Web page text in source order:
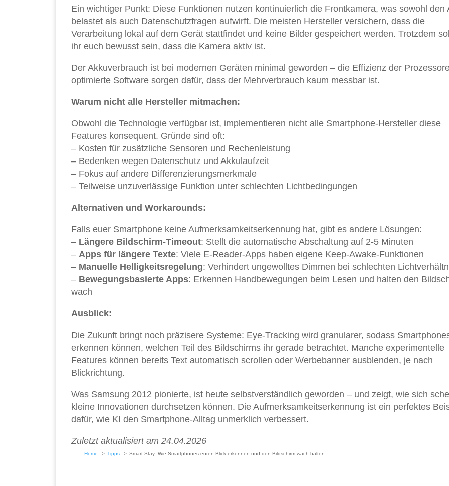
Ein wichtiger Punkt: Diese Funktionen nutzen kontinuierlich die Frontkamera, was sowohl den
belastet als auch Datenschutzfragen aufwirft. Die meisten Hersteller versichern, dass die
Verarbeitung lokal auf dem Gerät stattfindet und keine Bilder gespeichert werden. Trotzdem
ihr euch bewusst sein, dass die Kamera aktiv ist.
Der Akkuverbrauch ist bei modernen Geräten minimal geworden – die Effizienz der
optimierte Software sorgen dafür, dass der Mehrverbrauch kaum messbar ist.
Warum nicht alle Hersteller mitmachen:
Obwohl die Technologie verfügbar ist, implementieren nicht alle Smartphone-Hersteller diese
Features konsequent. Gründe sind oft:
– Kosten für zusätzliche Sensoren und Rechenleistung
– Bedenken wegen Datenschutz und Akkulaufzeit
– Fokus auf andere Differenzierungsmerkmale
– Teilweise unzuverlässige Funktion unter schlechten Lichtbedingungen
Alternativen und Workarounds:
Falls euer Smartphone keine Aufmerksamkeitserkennung hat, gibt es andere Lösungen:
– Längere Bildschirm-Timeout: Stellt die automatische Abschaltung auf 2-5 Minuten
– Apps für längere Texte: Viele E-Reader-Apps haben eigene Keep-Awake-Funktionen
– Manuelle Helligkeitsregelung: Verhindert ungewolltes Dimmen bei schlechten
– Bewegungsbasierte Apps: Erkennen Handbewegungen beim Lesen und halten den
wach
Ausblick:
Die Zukunft bringt noch präzisere Systeme: Eye-Tracking wird granularer, sodass
erkennen können, welchen Teil des Bildschirms ihr gerade betrachtet. Manche experimentelle
Features können bereits Text automatisch scrollen oder Werbebanner ausblenden, je nach
Blickrichtung.
Was Samsung 2012 pionierte, ist heute selbstverständlich geworden – und zeigt, wie sich
kleine Innovationen durchsetzen können. Die Aufmerksamkeitserkennung ist ein perfektes
dafür, wie KI den Smartphone-Alltag unmerklich verbessert.
Zuletzt aktualisiert am 24.04.2026
Home Tipps Smart Stay: Wie Smartphones euren Blick erkennen und den Bildschirm wach halten